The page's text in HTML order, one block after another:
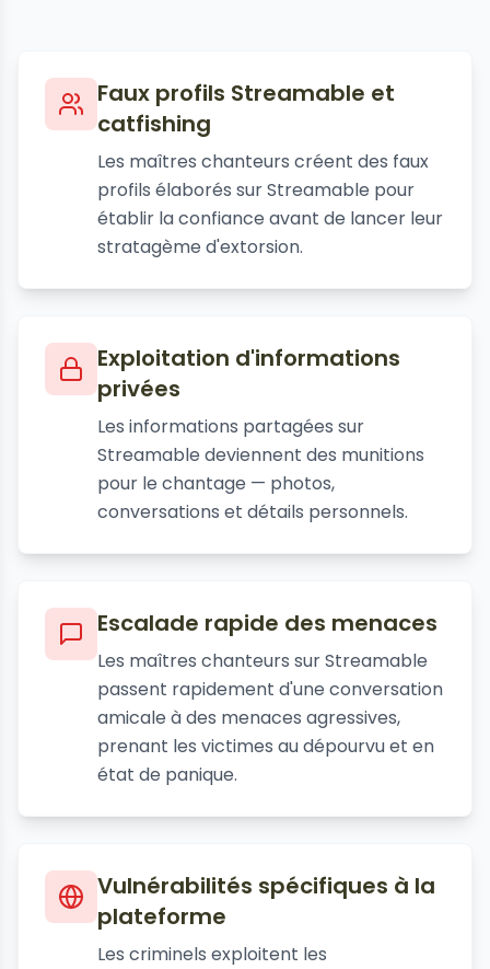
Faux profils Streamable et
catfishing
Les maîtres chanteurs créent des faux
profils élaborés sur Streamable pour
établir la confiance avant de lancer leur
stratagème d'extorsion.
Exploitation d'informations
privées
Les informations partagées sur
Streamable deviennent des munitions
pour le chantage — photos,
conversations et détails personnels.
Escalade rapide des menaces
Les maîtres chanteurs sur Streamable
passent rapidement d'une conversation
amicale à des menaces agressives,
prenant les victimes au dépourvu et en
état de panique.
Vulnérabilités spécifiques à la
plateforme
Les criminels exploitent les